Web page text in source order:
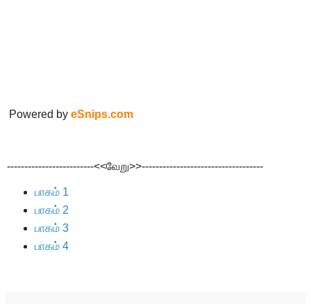
Powered by eSnips.com
-------------------------<<வேறு>>-----------------------------------
பாகம் 1
பாகம் 2
பாகம் 3
பாகம் 4